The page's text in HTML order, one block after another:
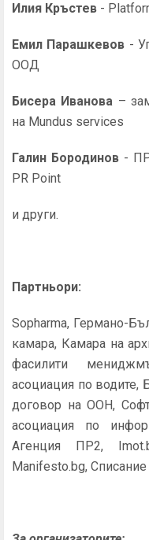
Илия Кръстев -
Емил Парашкевов -
ООД
Бисера Иванова –
на Mundus services
Галин Бородинов -
PR Point
и други.
Партньори:
Sopharma, Германо-
камара, Камара на
фасилити
асоциация по водите,
договор на ООН,
асоциация по
Агенция ПР2,
Manifesto.bg, Списание